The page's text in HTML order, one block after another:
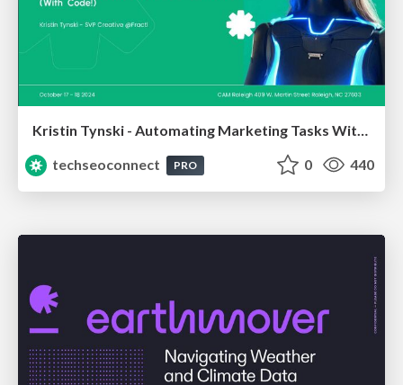
Kristin Tynski - Automating Marketing Tasks With AI
techseoconnect
PRO 0 440